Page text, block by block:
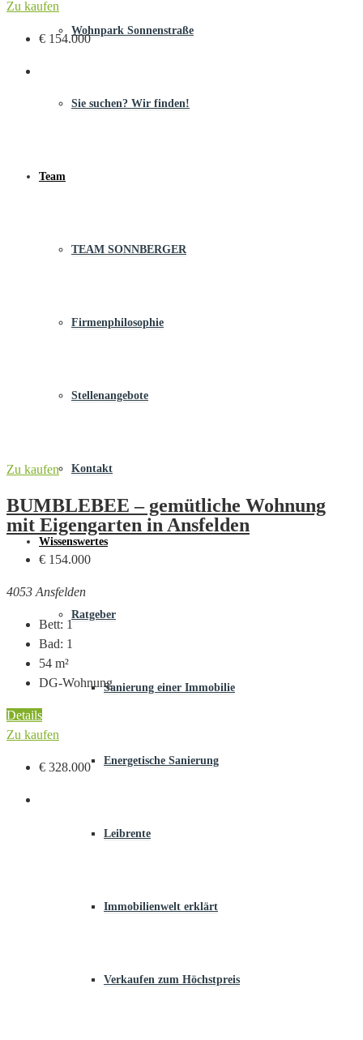
Wohnpark Sonnenstraße
Sie suchen? Wir finden!
Team
TEAM SONNBERGER
Firmenphilosophie
Stellenangebote
Kontakt
Wissenswertes
Ratgeber
Sanierung einer Immobilie
Energetische Sanierung
Leibrente
Immobilienwelt erklärt
Verkaufen zum Höchstpreis
Zu kaufen
€ 154.000
Zu kaufen
BUMBLEBEE – gemütliche Wohnung
mit Eigengarten in Ansfelden
€ 154.000
4053 Ansfelden
Bett: 1
Bad: 1
54 m²
DG-Wohnung
Details
Zu kaufen
€ 328.000